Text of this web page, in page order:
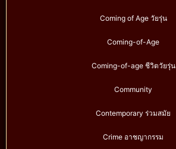
Coming of Age วัยรุ่น
Coming-of-Age
Coming-of-age ชีวิตวัยรุ่น
Community
Contemporary ร่วมสมัย
Crime อาชญากรรม